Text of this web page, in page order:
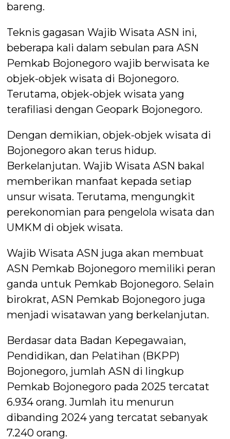
bareng.
Teknis gagasan Wajib Wisata ASN ini,
beberapa kali dalam sebulan para ASN
Pemkab Bojonegoro wajib berwisata ke
objek-objek wisata di Bojonegoro.
Terutama, objek-objek wisata yang
terafiliasi dengan Geopark Bojonegoro.
Dengan demikian, objek-objek wisata di
Bojonegoro akan terus hidup.
Berkelanjutan. Wajib Wisata ASN bakal
memberikan manfaat kepada setiap
unsur wisata. Terutama, mengungkit
perekonomian para pengelola wisata dan
UMKM di objek wisata.
Wajib Wisata ASN juga akan membuat
ASN Pemkab Bojonegoro memiliki peran
ganda untuk Pemkab Bojonegoro. Selain
birokrat, ASN Pemkab Bojonegoro juga
menjadi wisatawan yang berkelanjutan.
Berdasar data Badan Kepegawaian,
Pendidikan, dan Pelatihan (BKPP)
Bojonegoro, jumlah ASN di lingkup
Pemkab Bojonegoro pada 2025 tercatat
6.934 orang. Jumlah itu menurun
dibanding 2024 yang tercatat sebanyak
7.240 orang.